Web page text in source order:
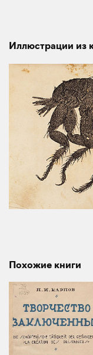
Иллюстрации из
Похожие книги